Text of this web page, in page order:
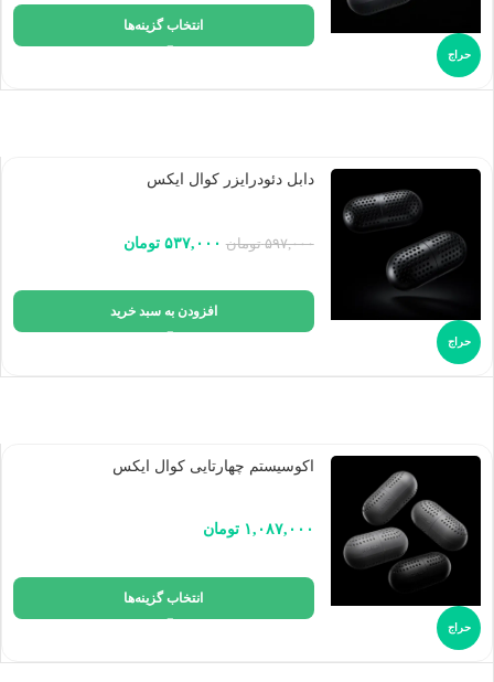
حراج
انتخاب گزینه‌ها
حراج
دابل دئودرایزر کوال ایکس
۵۹۷,۰۰۰ تومان ۵۳۷,۰۰۰ تومان
افزودن به سبد خرید
حراج
اکوسیستم چهارتایی کوال ایکس
۱,۰۸۷,۰۰۰ تومان
انتخاب گزینه‌ها